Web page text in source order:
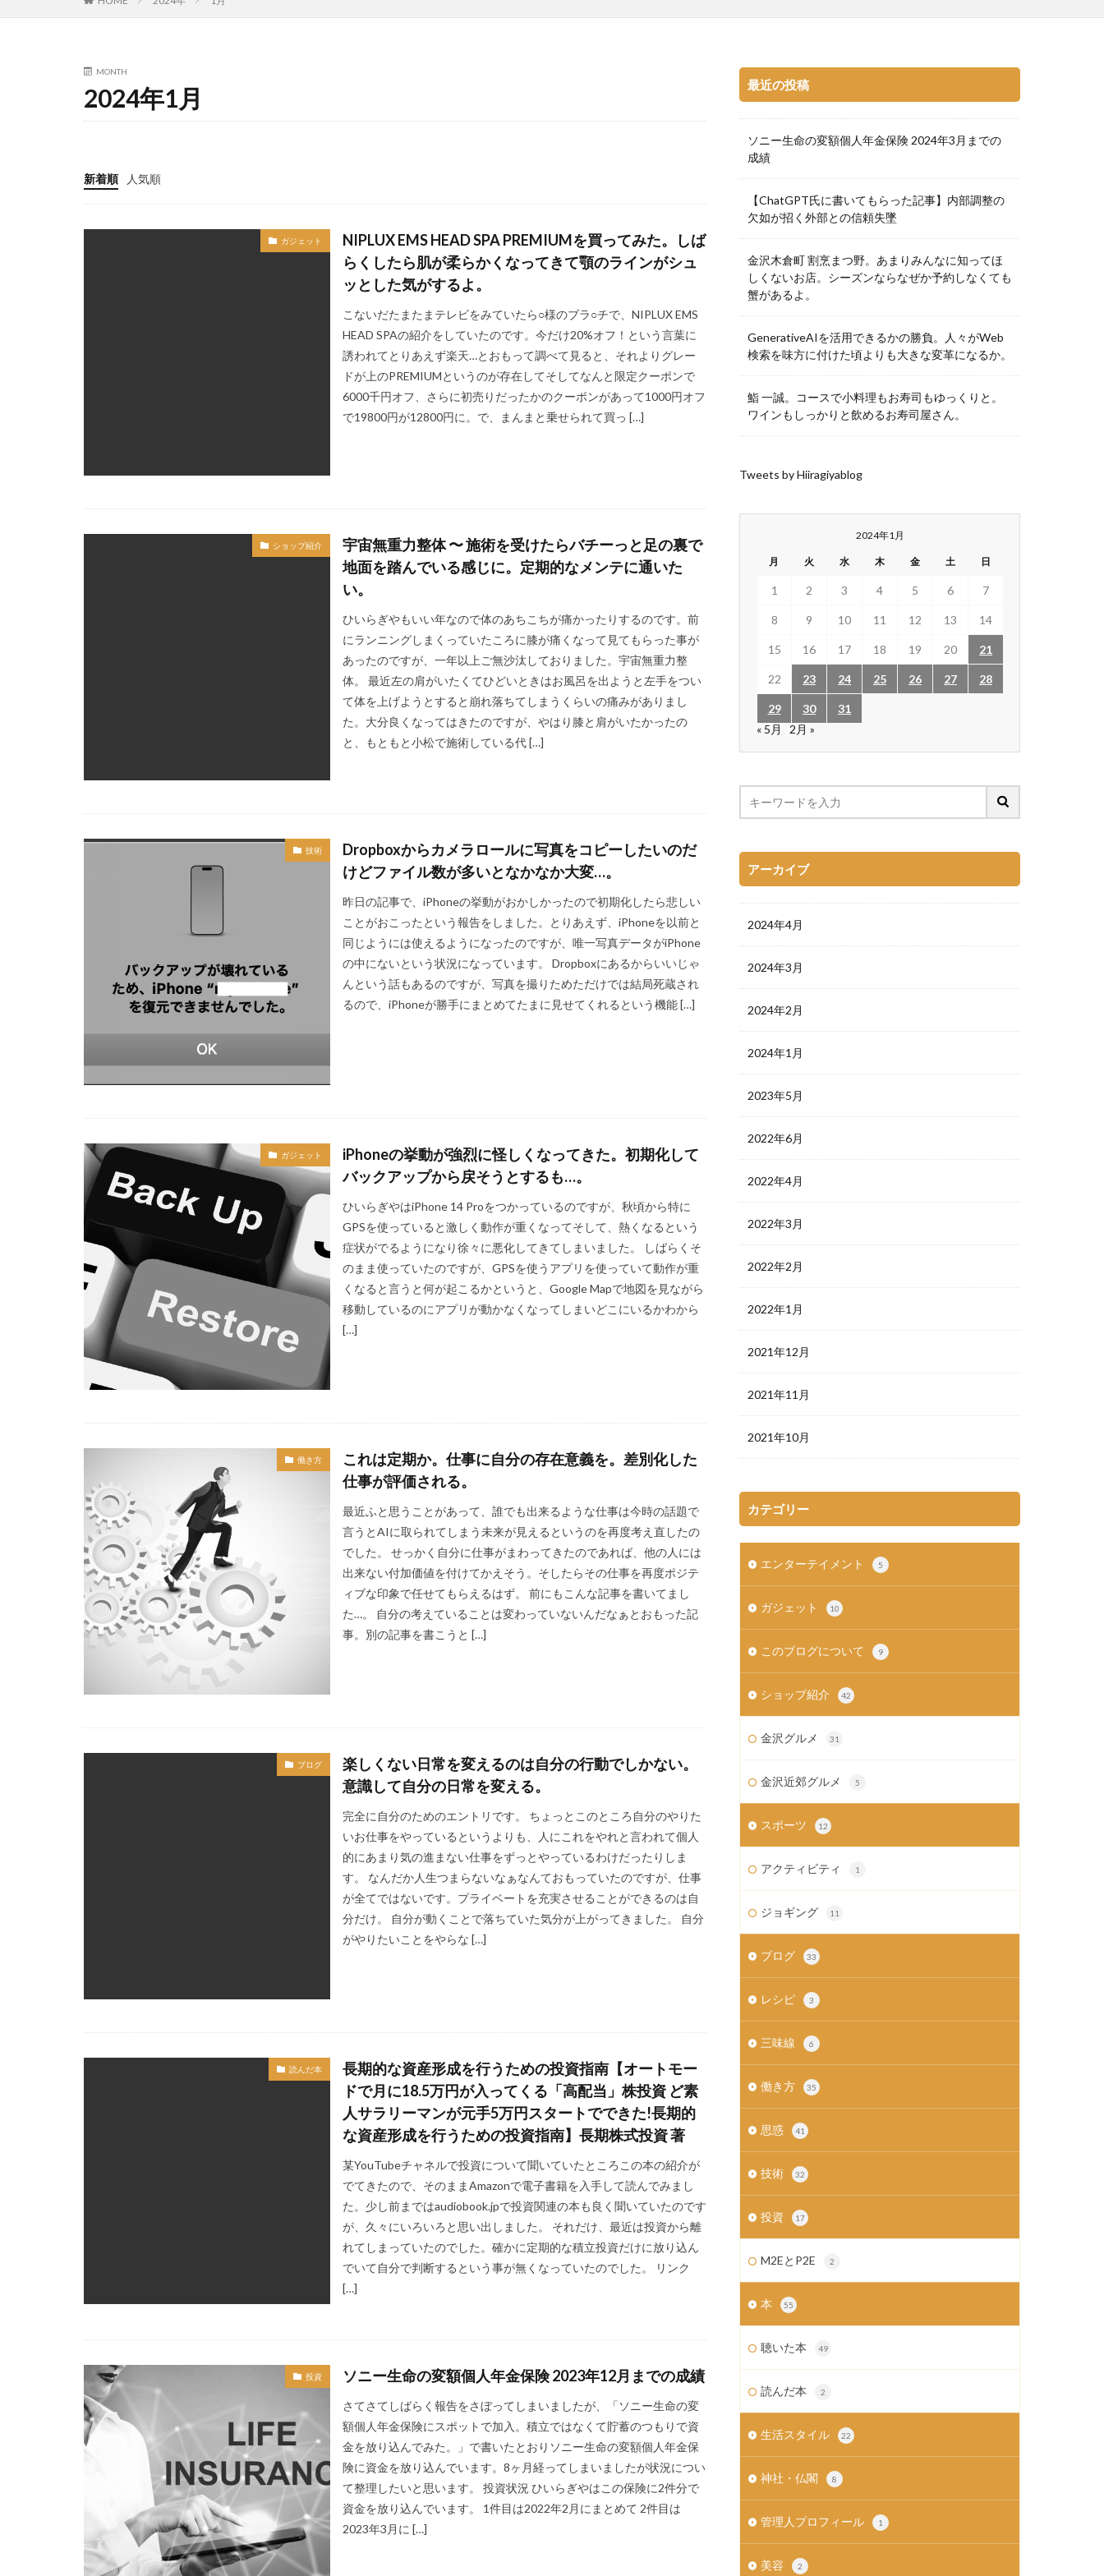
MONTH
2024年1月
新着順 人気順
ガジェット
NIPLUX EMS HEAD SPA PREMIUMを買ってみた。しば
らくしたら肌が柔らかくなってきて顎のラインがシュ
ッとした気がするよ。
こないだたまたまテレビをみていたら○様のブラ○チで、NIPLUX EMS
HEAD SPAの紹介をしていたのです。今だけ20%オフ！という言葉に
誘われてとりあえず楽天…とおもって調べて見ると、それよりグレー
ドが上のPREMIUMというのが存在してそしてなんと限定クーポンで
6000千円オフ、さらに初売りだったかのクーポンがあって1000円オフ
で19800円が12800円に。で、まんまと乗せられて買っ […]
ショップ紹介
宇宙無重力整体 〜 施術を受けたらバチーっと足の裏で
地面を踏んでいる感じに。定期的なメンテに通いた
い。
ひいらぎやもいい年なので体のあちこちが痛かったりするのです。前
にランニングしまくっていたころに膝が痛くなって見てもらった事が
あったのですが、一年以上ご無沙汰しておりました。宇宙無重力整
体。 最近左の肩がいたくてひどいときはお風呂を出ようと左手をつい
て体を上げようとすると崩れ落ちてしまうくらいの痛みがありまし
た。大分良くなってはきたのですが、やはり膝と肩がいたかったの
と、もともと小松で施術している代 […]
技術
Dropboxからカメラロールに写真をコピーしたいのだ
けどファイル数が多いとなかなか大変…。
昨日の記事で、iPhoneの挙動がおかしかったので初期化したら悲しい
ことがおこったという報告をしました。とりあえず、iPhoneを以前と
同じようには使えるようになったのですが、唯一写真データがiPhone
の中にないという状況になっています。 Dropboxにあるからいいじゃ
んという話もあるのですが、写真を撮りためただけでは結局死蔵され
るので、iPhoneが勝手にまとめてたまに見せてくれるという機能 […]
ガジェット
iPhoneの挙動が強烈に怪しくなってきた。初期化して
バックアップから戻そうとするも…。
ひいらぎやはiPhone 14 Proをつかっているのですが、秋頃から特に
GPSを使っていると激しく動作が重くなってそして、熱くなるという
症状がでるようになり徐々に悪化してきてしまいました。 しばらくそ
のまま使っていたのですが、GPSを使うアプリを使っていて動作が重
くなると言うと何が起こるかというと、Google Mapで地図を見ながら
移動しているのにアプリが動かなくなってしまいどこにいるかわから
[…]
働き方
これは定期か。仕事に自分の存在意義を。差別化した
仕事が評価される。
最近ふと思うことがあって、誰でも出来るような仕事は今時の話題で
言うとAIに取られてしまう未来が見えるというのを再度考え直したの
でした。 せっかく自分に仕事がまわってきたのであれば、他の人には
出来ない付加価値を付けてかえそう。そしたらその仕事を再度ポジテ
ィブな印象で任せてもらえるはず。 前にもこんな記事を書いてまし
た…。 自分の考えていることは変わっていないんだなぁとおもった記
事。別の記事を書こうと […]
ブログ
楽しくない日常を変えるのは自分の行動でしかない。
意識して自分の日常を変える。
完全に自分のためのエントリです。 ちょっとこのところ自分のやりた
いお仕事をやっているというよりも、人にこれをやれと言われて個人
的にあまり気の進まない仕事をずっとやっているわけだったりしま
す。 なんだか人生つまらないなぁなんておもっていたのですが、仕事
が全てではないです。プライベートを充実させることができるのは自
分だけ。 自分が動くことで落ちていた気分が上がってきました。 自分
がやりたいことをやらな […]
読んだ本
長期的な資産形成を行うための投資指南【オートモー
ドで月に18.5万円が入ってくる「高配当」株投資 ど素
人サラリーマンが元手5万円スタートでできた!長期的
な資産形成を行うための投資指南】長期株式投資 著
某YouTubeチャネルで投資について聞いていたところこの本の紹介が
でてきたので、そのままAmazonで電子書籍を入手して読んでみまし
た。少し前まではaudiobook.jpで投資関連の本も良く聞いていたのです
が、久々にいろいろと思い出しました。 それだけ、最近は投資から離
れてしまっていたのでした。確かに定期的な積立投資だけに放り込ん
でいて自分で判断するという事が無くなっていたのでした。 リンク
[…]
投資 ソニー生命の変額個人年金保険 2023年12月までの成績
さてさてしばらく報告をさぼってしまいましたが、「ソニー生命の変
額個人年金保険にスポットで加入。積立ではなくて貯蓄のつもりで資
金を放り込んでみた。」で書いたとおりソニー生命の変額個人年金保
険に資金を放り込んでいます。8ヶ月経ってしまいましたが状況につい
て整理したいと思います。 投資状況 ひいらぎやはこの保険に2件分で
資金を放り込んでいます。 1件目は2022年2月にまとめて 2件目は
2023年3月に […]
最近の投稿
ソニー生命の変額個人年金保険 2024年3月までの
成績
【ChatGPT氏に書いてもらった記事】内部調整の
欠如が招く外部との信頼失墜
金沢木倉町 割烹まつ野。あまりみんなに知ってほ
しくないお店。シーズンならなぜか予約しなくても
蟹があるよ。
GenerativeAIを活用できるかの勝負。人々がWeb
検索を味方に付けた頃よりも大きな変革になるか。
鮨 一誠。コースで小料理もお寿司もゆっくりと。
ワインもしっかりと飲めるお寿司屋さん。
Tweets by Hiiragiyablog
2024年1月
月 火 水 木 金 土 日
1 2 3 4 5 6 7
8 9 10 11 12 13 14
15 16 17 18 19 20 21
22 23 24 25 26 27 28
29 30
31
« 5月
2月 »
アーカイブ
2024年4月
2024年3月
2024年2月
2024年1月
2023年5月
2022年6月
2022年4月
2022年3月
2022年2月
2022年1月
2021年12月
2021年11月
2021年10月
カテゴリー
エンターテイメント 5
ガジェット 10
このブログについて 9
ショップ紹介 42
金沢グルメ 31
金沢近郊グルメ 5
スポーツ 12
アクティビティ 1
ジョギング 11
ブログ 33
レシピ 3
三味線 6
働き方 35
思惑 41
技術 32
投資 17
M2EとP2E 2
本 55
聴いた本 49
読んだ本 2
生活スタイル 22
神社・仏閣 8
管理人プロフィール 1
美容 2